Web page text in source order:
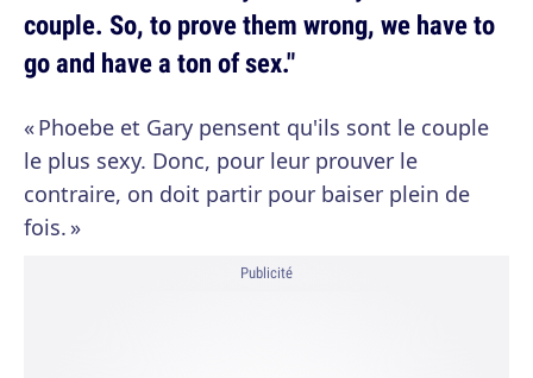
couple. So, to prove them wrong, we have to
go and have a ton of sex."
« Phoebe et Gary pensent qu'ils sont le couple
le plus sexy. Donc, pour leur prouver le
contraire, on doit partir pour baiser plein de
fois. »
Publicité